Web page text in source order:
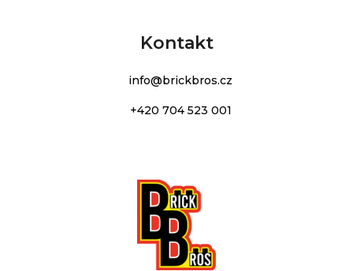
Kontakt
info@brickbros.cz
+420 704 523 001